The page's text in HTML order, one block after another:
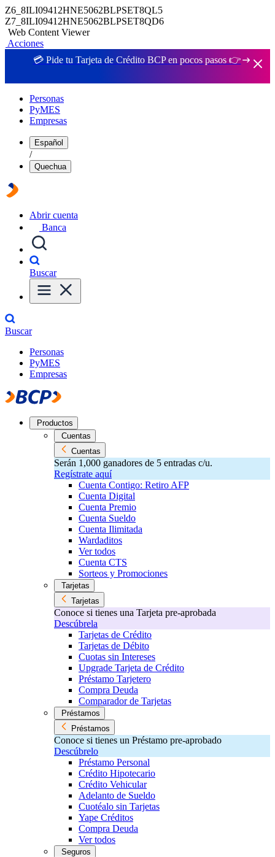
Z6_8ILI09412HNE5062BLPSET8QL5
Z7_8ILI09412HNE5062BLPSET8QD6
Web Content Viewer
Acciones
💳 Pide tu Tarjeta de Crédito BCP en pocos pasos 👉
Personas
PyMES
Empresas
Español
/
Quechua
Abrir cuenta
Banca
Buscar
Buscar
Personas
PyMES
Empresas
Productos
Cuentas
Cuentas
Serán 1,000 ganadores de 5 entradas c/u.
Regístrate aquí
Cuenta Contigo: Retiro AFP
Cuenta Digital
Cuenta Premio
Cuenta Sueldo
Cuenta Ilimitada
Wardaditos
Ver todos
Cuenta CTS
Sorteos y Promociones
Tarjetas
Tarjetas
Conoce si tienes una Tarjeta pre-aprobada
Descúbrela
Tarjetas de Crédito
Tarjetas de Débito
Cuotas sin Intereses
Upgrade Tarjeta de Crédito
Préstamo Tarjetero
Compra Deuda
Comparador de Tarjetas
Préstamos
Préstamos
Conoce si tienes un Préstamo pre-aprobado
Descúbrelo
Préstamo Personal
Crédito Hipotecario
Crédito Vehicular
Adelanto de Sueldo
Cuotéalo sin Tarjetas
Yape Créditos
Compra Deuda
Ver todos
Seguros